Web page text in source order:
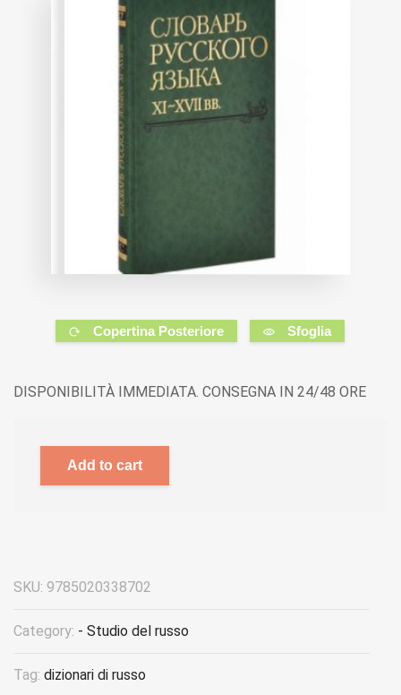
Copertina Posteriore Sfoglia
DISPONIBILITÀ IMMEDIATA. CONSEGNA IN 24/48 ORE
Add to cart
SKU: 9785020338702
Category: - Studio del russo
Tag: dizionari di russo